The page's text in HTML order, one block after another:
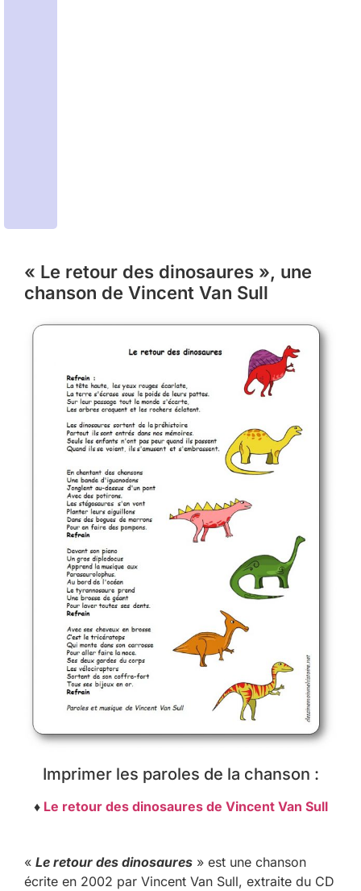
« Le retour des dinosaures », une
chanson de Vincent Van Sull
Imprimer les paroles de la chanson :
♦ Le retour des dinosaures de Vincent Van Sull
« Le retour des dinosaures » est une chanson
écrite en 2002 par Vincent Van Sull, extraite du CD